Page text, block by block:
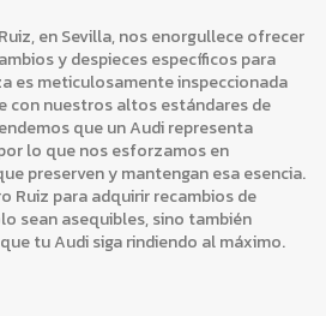
en Sevilla, nos enorgullece ofrecer
y despieces específicos para
es meticulosamente inspeccionada
con nuestros altos estándares de
que un Audi representa
lo que nos esforzamos en
preserven y mantengan esa esencia.
Ruiz para adquirir recambios de
sean asequibles, sino también
tu Audi siga rindiendo al máximo.